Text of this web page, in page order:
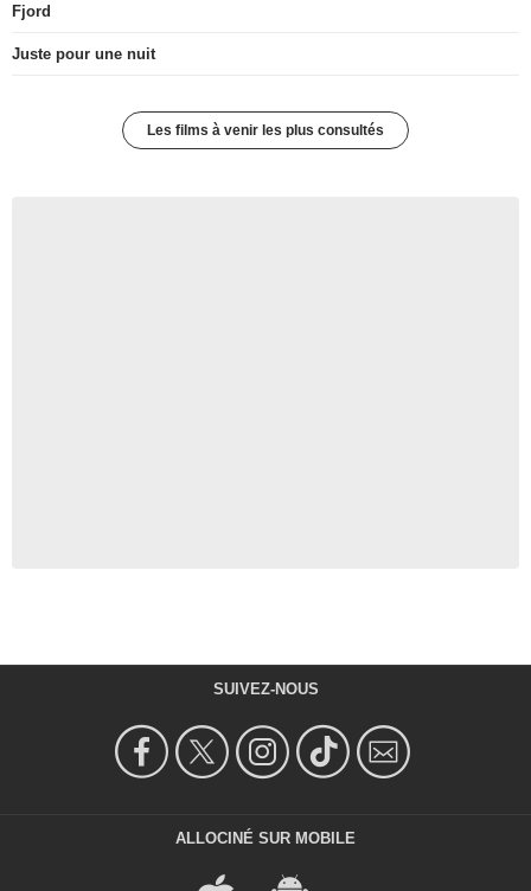
Fjord
Juste pour une nuit
Les films à venir les plus consultés
SUIVEZ-NOUS
ALLOCINÉ SUR MOBILE